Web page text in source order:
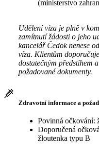
(ministerstvo
Udělení víza je plně v
zamítnutí žádosti o jeho
kancelář Čedok nenese
víza. Klientům
dostatečným předstihem
požadované dokumenty.
Zdravotní informace a
Povinná očkování:
Doporučená
žloutenka typu B